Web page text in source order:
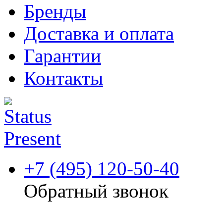
Бренды
Доставка и оплата
Гарантии
Контакты
+7 (495) 120-50-40
Обратный звонок